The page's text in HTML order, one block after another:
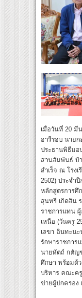
เมื่อวันที่ 20 มี
อารีรอบ นายก
ประธานพิธีม
สานสัมพันธ์ บ้
สำเร็จ ณ โรง
2502) ประจำ
หลักสูตรการศึ
สุนทรี เกิดสิน
ราชการแทน ผู้
เหนือ (วันครู
เลขา อินทะน
รักษาราชการ
นายหัตถ์ กตัญ
ศึกษา พร้อมด้
บริหาร คณะครู
ข่ายผู้ปกครอง